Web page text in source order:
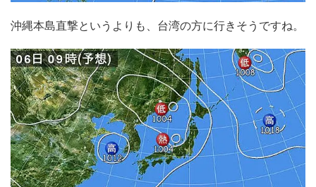
沖縄本島直撃というよりも、台湾の方に行きそうですね。